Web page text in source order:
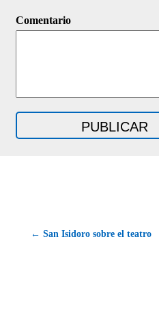
Comentario
← San Isidoro sobre el teatro